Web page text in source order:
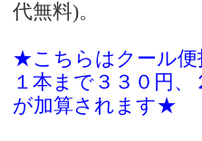
代無料)。
★こちらはクール便
１本まで３３０円
が加算されます★